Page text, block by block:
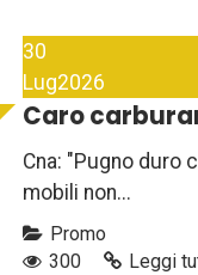
30
Lug2026
Caro
Cna: "Pugno duro
mobili non...
Promo
300
Leggi